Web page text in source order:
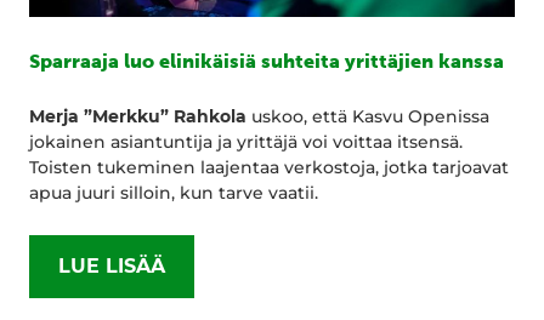
Sparraaja luo elinikäisiä suhteita yrittäjien kanssa
Merja ”Merkku” Rahkola uskoo, että Kasvu Openissa
jokainen asiantuntija ja yrittäjä voi voittaa itsensä.
Toisten tukeminen laajentaa verkostoja, jotka tarjoavat
apua juuri silloin, kun tarve vaatii.
LUE LISÄÄ